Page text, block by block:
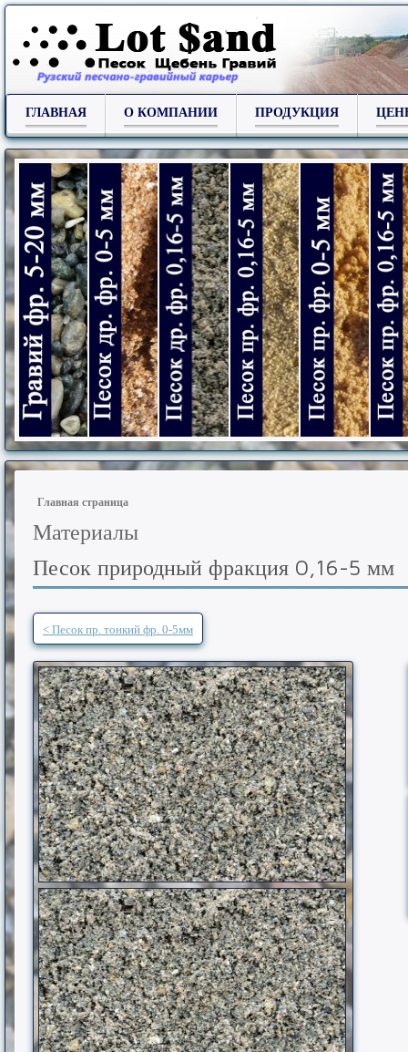
ГЛАВНАЯ О КОМПАНИИ ПРОДУКЦИЯ
Гравий фракции 5-20 мм.
Песок из отсевов дробления фр. 0-5 мм.
Песок из отсевов дробления
Песок из отсевов
Песок
Главная страница
Материалы
Песок природный фракция 0,16-5 мм
< Песок пр. тонкий фр. 0-5мм